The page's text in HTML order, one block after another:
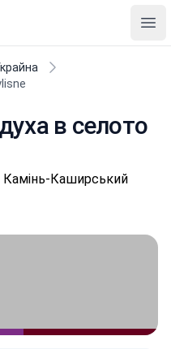
в селото
Камінь-Каширський